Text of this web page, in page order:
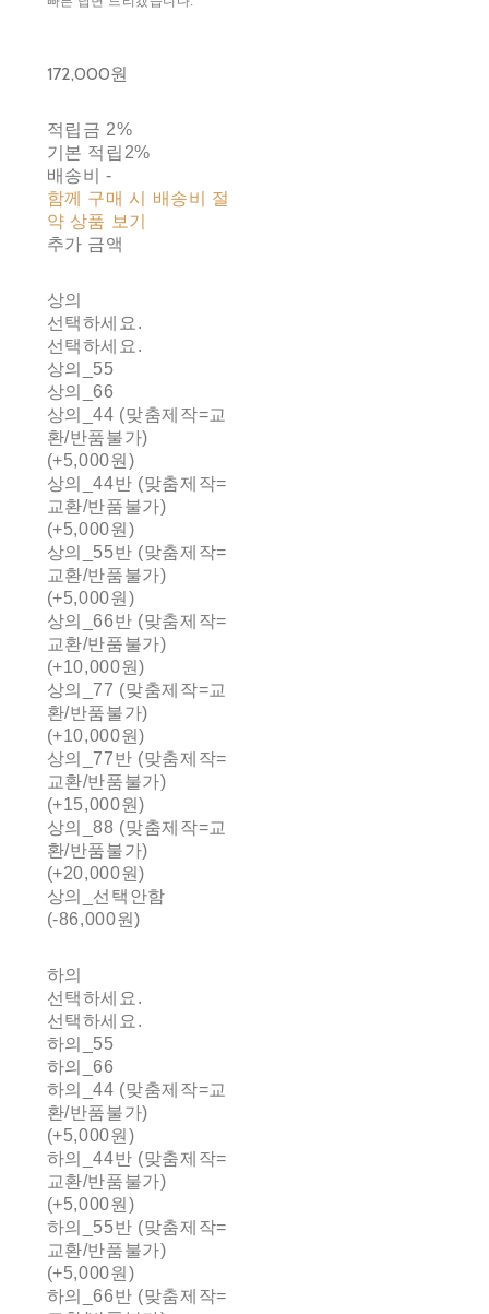
172,000원
적립금 2%
기본 적립 2%
배송비-
함께 구매 시 배송비 절
약 상품 보기
추가 금액
상의
선택하세요.
선택하세요.
상의_55
상의_66
상의_44 (맞춤제작=교
환/반품불가)
(+5,000원)
상의_44반 (맞춤제작=
교환/반품불가)
(+5,000원)
상의_55반 (맞춤제작=
교환/반품불가)
(+5,000원)
상의_66반 (맞춤제작=
교환/반품불가)
(+10,000원)
상의_77 (맞춤제작=교
환/반품불가)
(+10,000원)
상의_77반 (맞춤제작=
교환/반품불가)
(+15,000원)
상의_88 (맞춤제작=교
환/반품불가)
(+20,000원)
상의_선택안함
(-86,000원)
하의
선택하세요.
선택하세요.
하의_55
하의_66
하의_44 (맞춤제작=교
환/반품불가)
(+5,000원)
하의_44반 (맞춤제작=
교환/반품불가)
(+5,000원)
하의_55반 (맞춤제작=
교환/반품불가)
(+5,000원)
하의_66반 (맞춤제작=